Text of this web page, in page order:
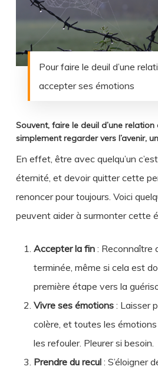
Pour faire le deuil d’une
accepter ses émotions
Souvent, faire le deuil d’une relation
simplement regarder vers l’avenir,
En effet, être avec quelqu’un
éternité, et devoir quitter cette
renoncer pour toujours. Voici
peuvent aider à surmonter cette
Accepter la fin: Reconnaître
terminée, même si cela est
première étape vers la
Vivre ses émotions: Laisser
colère, et toutes les
les refouler. Pleurer si besoin.
Prendre du recul: S’éloigner